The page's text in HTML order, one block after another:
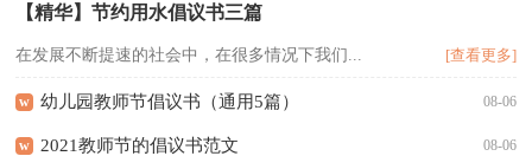
【精华】节约用水倡议书三篇
在发展不断提速的社会中，在很多情况下我们... [查看更多]
w 幼儿园教师节倡议书（通用5篇） 08-06
w 2021教师节的倡议书范文 08-06